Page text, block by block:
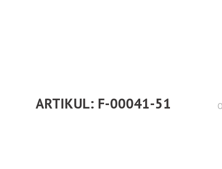
ARTIKUL: F-00041-51